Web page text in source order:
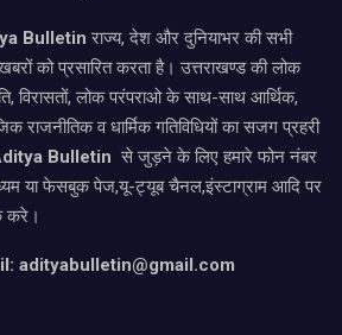
Bulletinराज्य, देश और दुनियाभर की सभी
को प्रसारित करता है। उत्तराखण्ड की लोक
विरासतों, लोक परंपराओ के साथ-साथ आर्थिक,
राजनीतिक व धार्मिक गतिविधियों का सजग प्रहरी
Bulletin से जुड़ने के लिए हमारे फोन नंबर
या फेसबुक पेज,यू-ट्यूब चैनल,इंस्टाग्राम आदि पर
करे।
adityabulletin@gmail.com